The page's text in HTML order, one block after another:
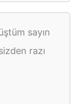
sayın
razı